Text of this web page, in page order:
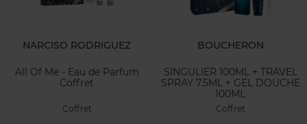
NARCISO RODRIGUEZ
All Of Me - Eau de Parfum
Coffret
Coffret
BOUCHERON
SINGULIER 100ML + TRAVEL
SPRAY 7.5ML + GEL DOUCHE
100ML
Coffret